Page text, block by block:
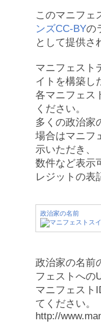
このマニフェ
ンズCC-BYの
として提供さ
マニフェスト
イトを構築し
各マニフェス
ください。
多くの政治家
場合はマニフ
示いただき、
数件など表示
レジットの表
政治家の名前
政治家の名前
フェストへの
マニフェスト
てください。
http://